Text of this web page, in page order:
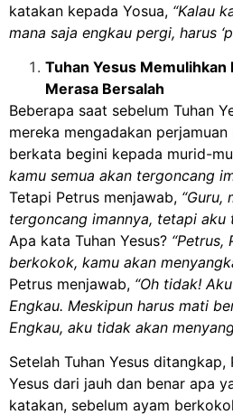
katakan kepada Yosua, “Kalau
mana saja engkau pergi, harus
Tuhan Yesus Memulihkan
Merasa Bersalah
Beberapa saat sebelum Tuhan
mereka mengadakan perjamuan
berkata begini kepada murid-
kamu semua akan tergoncang
Tetapi Petrus menjawab, “Guru,
tergoncang imannya, tetapi aku
Apa kata Tuhan Yesus? “Petrus,
berkokok, kamu akan
Petrus menjawab, “Oh tidak!
Engkau. Meskipun harus mati
Engkau, aku tidak akan
Setelah Tuhan Yesus
Yesus dari jauh dan benar apa
katakan, sebelum ayam